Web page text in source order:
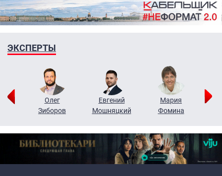
ЭКСПЕРТЫ
Олег
Зиборов
Евгений
Мошняцкий
Мария
Фомина